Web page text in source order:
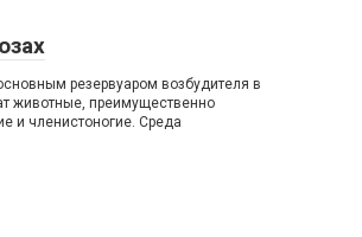
резервуаром возбудителя в
животные, преимущественно
и членистоногие. Среда